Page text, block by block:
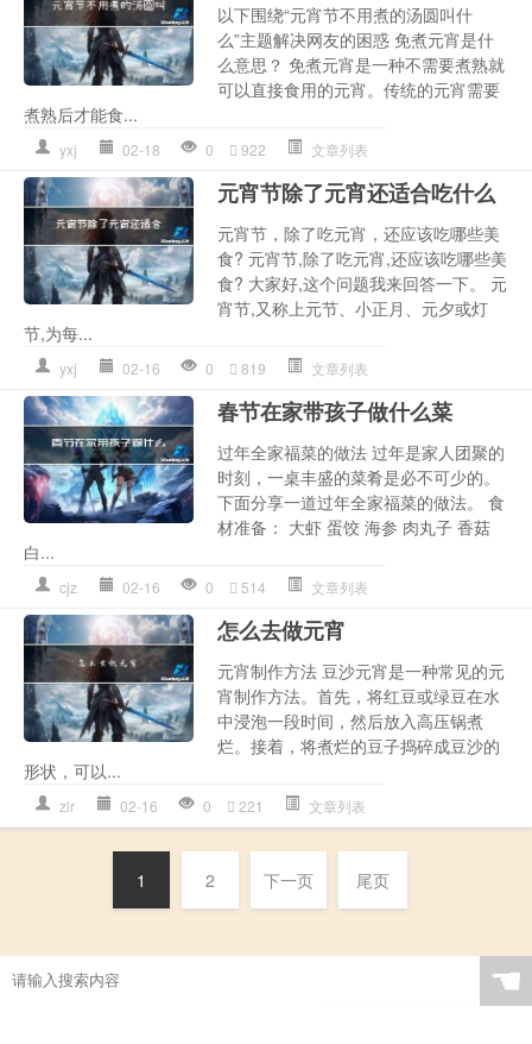
以下围绕“元宵节不用煮的汤圆叫什
么”主题解决网友的困惑 免煮元宵是什
么意思？ 免煮元宵是一种不需要煮熟就
可以直接食用的元宵。传统的元宵需要
煮熟后才能食...
yxj 02-18 0 922 文章列表
元宵节除了元宵还适合吃什么
元宵节，除了吃元宵，还应该吃哪些美
食? 元宵节,除了吃元宵,还应该吃哪些美
食? 大家好,这个问题我来回答一下。 元
宵节,又称上元节、小正月、元夕或灯
节,为每...
yxj 02-16 0 819 文章列表
春节在家带孩子做什么菜
过年全家福菜的做法 过年是家人团聚的
时刻，一桌丰盛的菜肴是必不可少的。
下面分享一道过年全家福菜的做法。 食
材准备： 大虾 蛋饺 海参 肉丸子 香菇
白...
cjz 02-16 0 514 文章列表
怎么去做元宵
元宵制作方法 豆沙元宵是一种常见的元
宵制作方法。首先，将红豆或绿豆在水
中浸泡一段时间，然后放入高压锅煮
烂。接着，将煮烂的豆子捣碎成豆沙的
形状，可以...
zlr 02-16 0 221 文章列表
1 2 下一页 尾页
☚